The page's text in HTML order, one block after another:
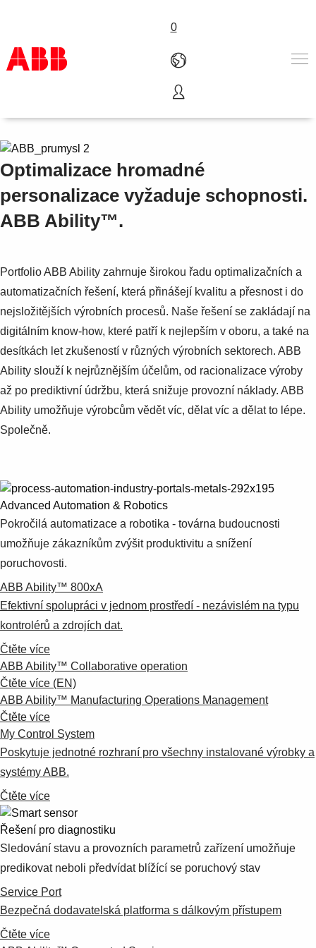
0
Produkty
Služby
Kariéra
Kontakt
Suggestions
See more products
Shopping list preview
0
ABB Ability™ Průmysl
Optimalizace hromadné
personalizace vyžaduje schopnosti.
ABB Ability™.
Portfolio ABB Ability zahrnuje širokou řadu optimalizačních a
automatizačních řešení, která přinášejí kvalitu a přesnost i do
nejsložitějších výrobních procesů. Naše řešení se zakládají na
digitálním know-how, které patří k nejlepším v oboru, a také na
desítkách let zkušeností v různých výrobních sektorech. ABB
Ability slouží k nejrůznějším účelům, od racionalizace výroby
až po prediktivní údržbu, která snižuje provozní náklady. ABB
Ability umožňuje výrobcům vědět víc, dělat víc a dělat to lépe.
Společně.
Advanced Automation & Robotics
Pokročilá automatizace a robotika - továrna budoucnosti
umožňuje zákazníkům zvýšit produktivitu a snížení
poruchovosti.
ABB Ability™ 800xA
Efektivní spolupráci v jednom prostředí - nezávislém na typu
kontrolérů a zdrojích dat.
Čtěte více
ABB Ability™ Collaborative operation
Čtěte více (EN)
ABB Ability™ Manufacturing Operations Management
Čtěte více
My Control System
Poskytuje jednotné rozhraní pro všechny instalované výrobky a
systémy ABB.
Čtěte více
Řešení pro diagnostiku
Sledování stavu a provozních parametrů zařízení umožňuje
predikovat neboli předvídat blížící se poruchový stav
Service Port
Bezpečná dodavatelská platforma s dálkovým přístupem
Čtěte více